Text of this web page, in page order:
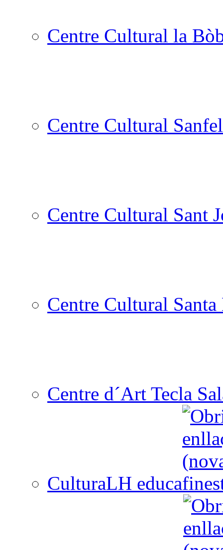
Centre Cultural la
Centre Cultural
Centre Cultural Sant
Centre Cultural
Centre d´Art Tecla
CulturaLH educa